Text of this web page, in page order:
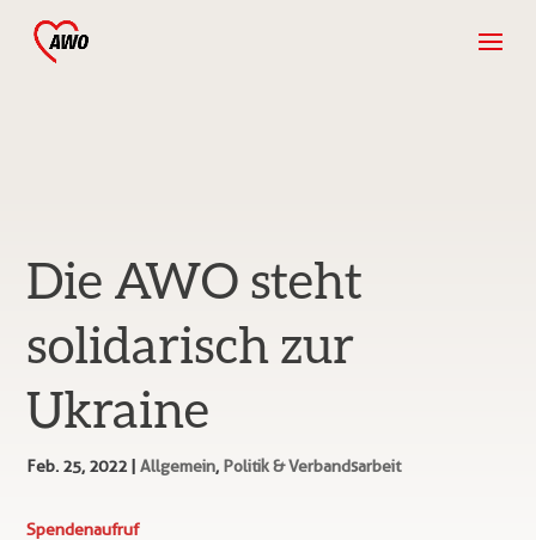
Die AWO steht
solidarisch zur
Ukraine
Feb. 25, 2022 |Allgemein, Politik & Verbandsarbeit
Spendenaufruf